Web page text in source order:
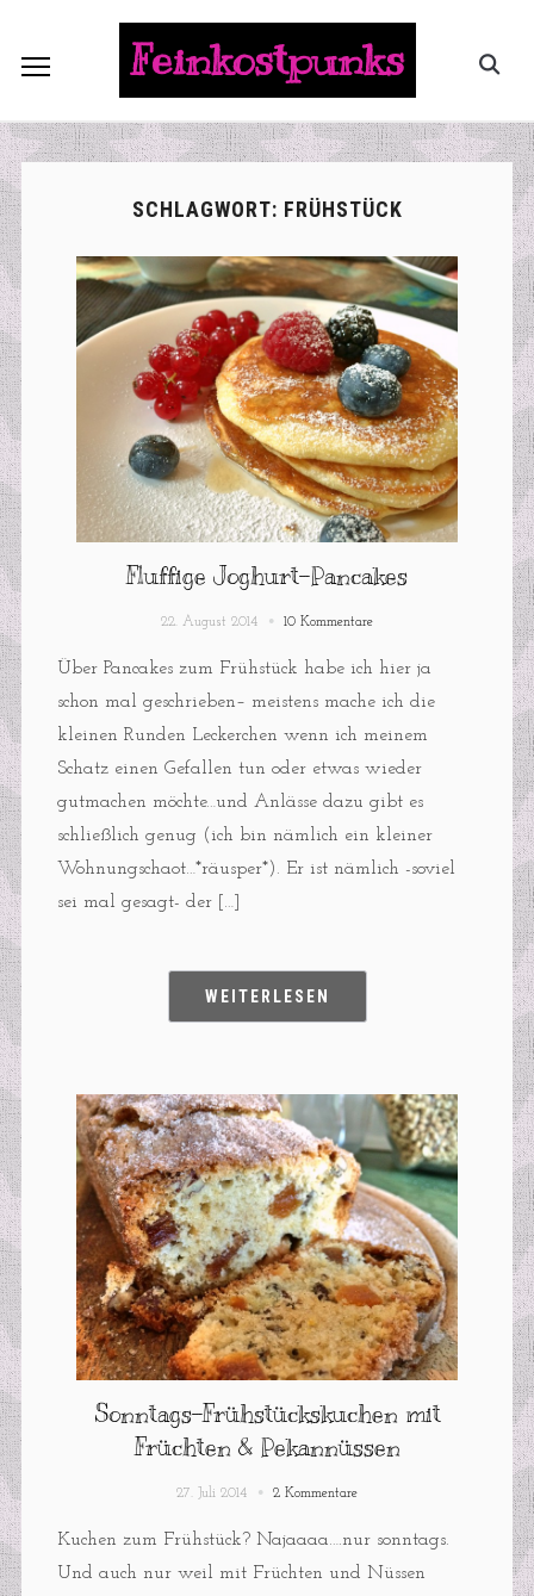
Feinkostpunks
SCHLAGWORT: FRÜHSTÜCK
Fluffige Joghurt-Pancakes
22. August 2014 10 Kommentare
Über Pancakes zum Frühstück habe ich hier ja
schon mal geschrieben– meistens mache ich die
kleinen Runden Leckerchen wenn ich meinem
Schatz einen Gefallen tun oder etwas wieder
gutmachen möchte…und Anlässe dazu gibt es
schließlich genug (ich bin nämlich ein kleiner
Wohnungschaot…*räusper*). Er ist nämlich -soviel
sei mal gesagt- der […]
WEITERLESEN
Sonntags-Frühstückskuchen mit
Früchten & Pekannüssen
27. Juli 2014 2 Kommentare
Kuchen zum Frühstück? Najaaaa….nur sonntags.
Und auch nur weil mit Früchten und Nüssen